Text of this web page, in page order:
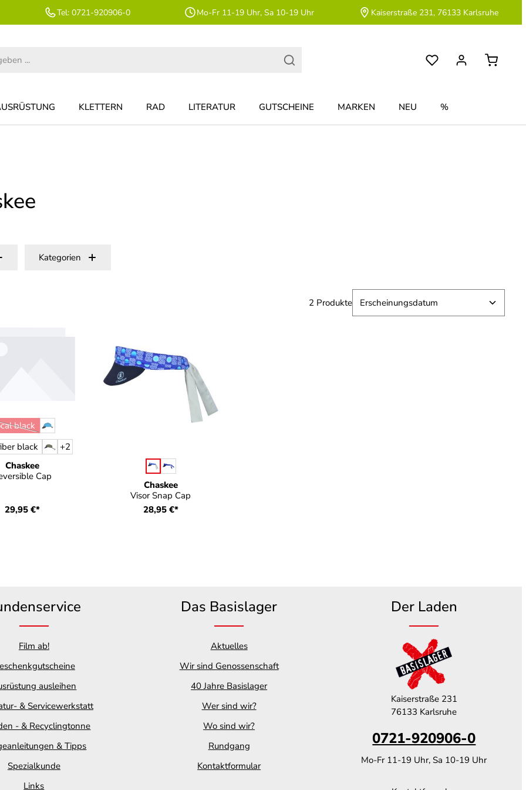
Tel: 0721-920906-0 Mo-Fr 11-19 Uhr, Sa 10-19 Uhr Kaiserstraße 231, 76133 Karlsruhe
KLETTERN RAD LITERATUR GUTSCHEINE MARKEN NEU %
Kategorien
2 Produkte
Chaskee
Cap
auswählen
black
(Diese Option ist zurzeit nicht verfügbar.)
black +2
29,95 €*
Chaskee
Visor Snap Cap
Farbeauswählen
28,95 €*
Film ab!
ausleihen
& Servicewerkstatt
- & Recyclingtonne
& Tipps
Spezialkunde
Links
Das Basislager
Aktuelles
Wir sind Genossenschaft
40 Jahre Basislager
Wer sind wir?
Wo sind wir?
Rundgang
Kontaktformular
Der Laden
Kaiserstraße 231
76133 Karlsruhe
0721-920906-0
Mo-Fr 11-19 Uhr, Sa 10-19 Uhr